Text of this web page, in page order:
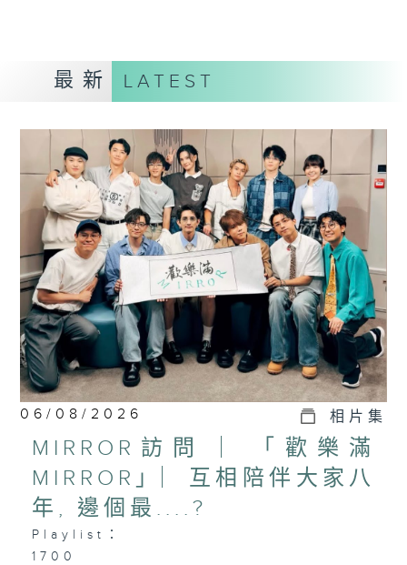
最新 LATEST
06/08/2026 相片集
MIRROR訪問 ︳「歡樂滿
MIRROR」︳互相陪伴大家八
年, 邊個最....?
Playlist：
1700